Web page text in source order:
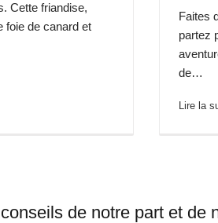
Cette friandise,
foie de canard et
Faites
partez
de…
Lire la
de notre part et de